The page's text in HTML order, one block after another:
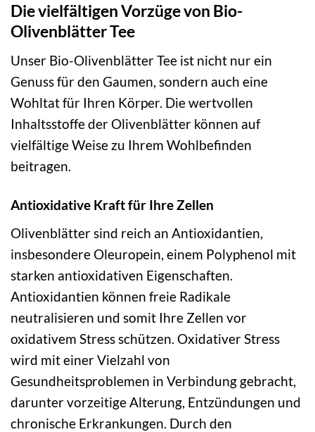
Die vielfältigen Vorzüge von Bio-
Olivenblätter Tee
Unser Bio-Olivenblätter Tee ist nicht nur ein
Genuss für den Gaumen, sondern auch eine
Wohltat für Ihren Körper. Die wertvollen
Inhaltsstoffe der Olivenblätter können auf
vielfältige Weise zu Ihrem Wohlbefinden
beitragen.
Antioxidative Kraft für Ihre Zellen
Olivenblätter sind reich an Antioxidantien,
insbesondere Oleuropein, einem Polyphenol mit
starken antioxidativen Eigenschaften.
Antioxidantien können freie Radikale
neutralisieren und somit Ihre Zellen vor
oxidativem Stress schützen. Oxidativer Stress
wird mit einer Vielzahl von
Gesundheitsproblemen in Verbindung gebracht,
darunter vorzeitige Alterung, Entzündungen und
chronische Erkrankungen. Durch den